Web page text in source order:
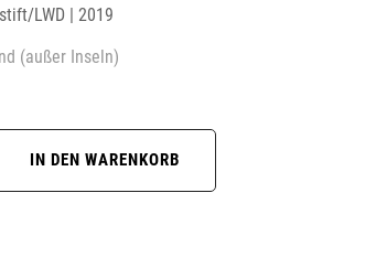
LWD | 2019
(außer Inseln)